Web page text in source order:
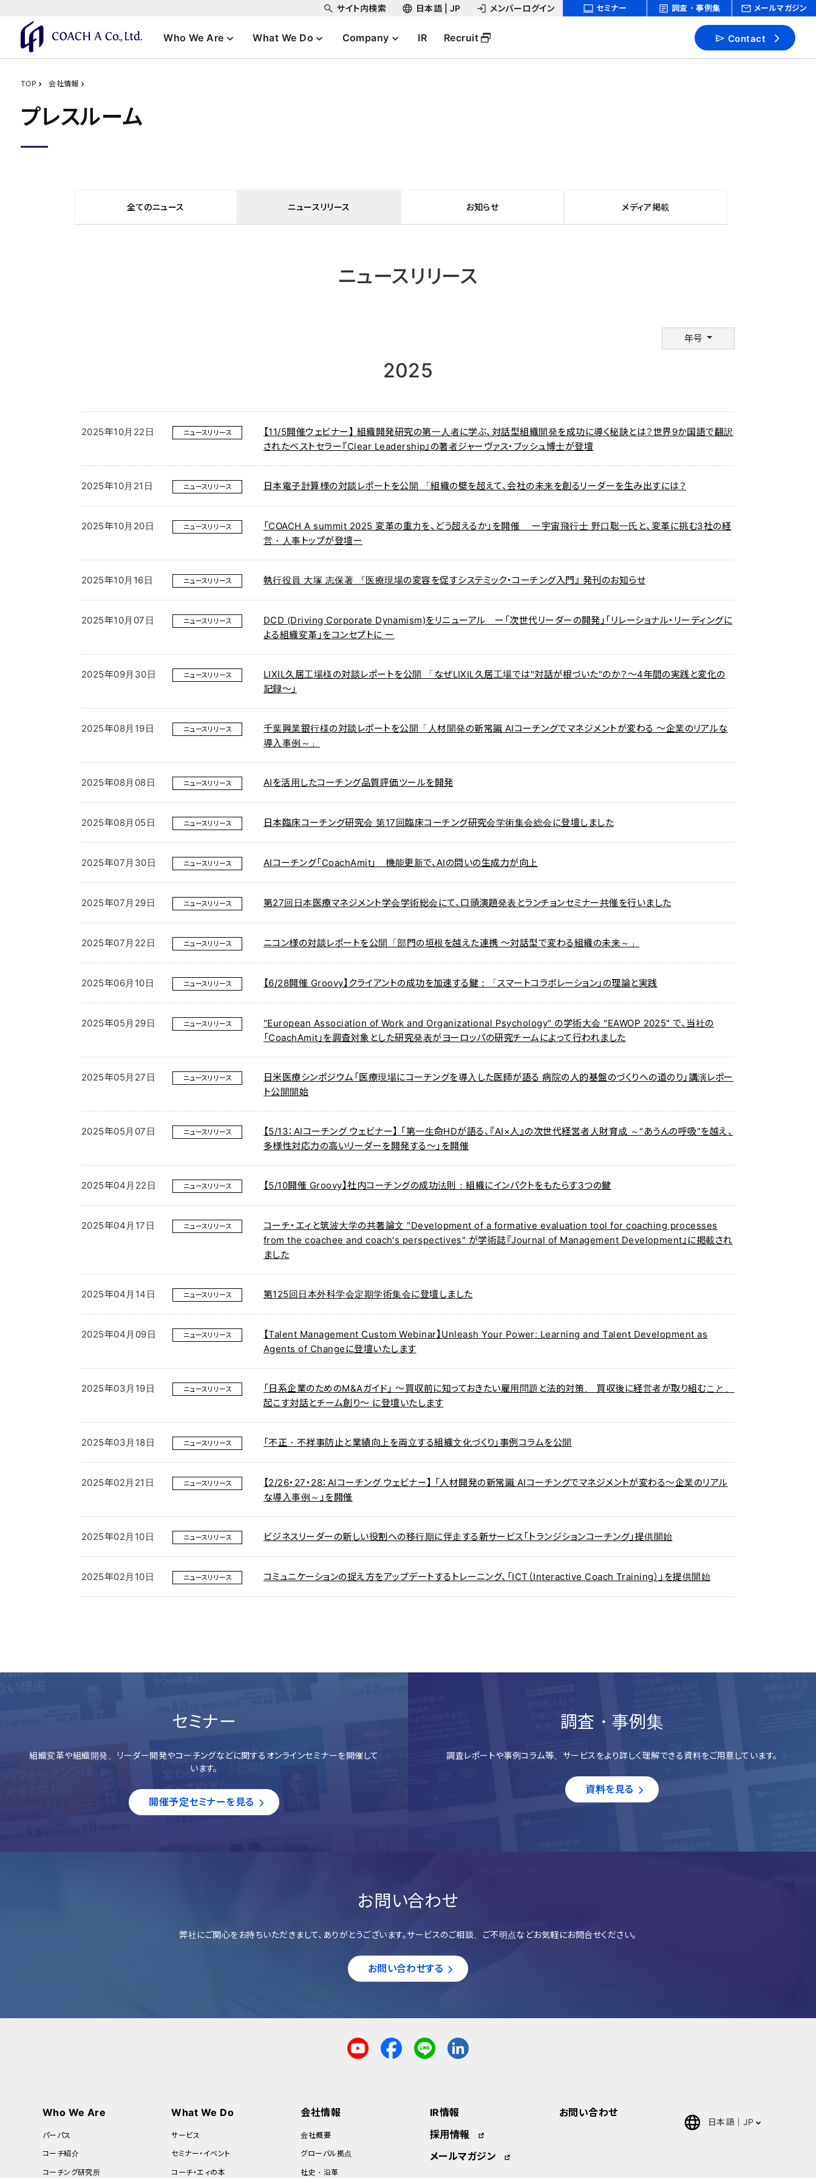
サイト内検索 日本語 | JP メンバーログイン セミナー 調査・事例集 メールマガジン
Who We Are What We Do Company IR Recruit Contact
TOP 会社情報
プレスルーム
全てのニュース ニュースリリース お知らせ メディア掲載
ニュースリリース
年号
2025
2025年10月22日 ニュースリリース
【11/5開催ウェビナー】 組織開発研究の第一人者に学ぶ、対話型組織開発を成功に導く秘訣とは？世界9か国語で翻訳
されたベストセラー『Clear Leadership』の著者ジャーヴァス・ブッシュ博士が登壇
2025年10月21日 ニュースリリース 日本電子計算様の対談レポートを公開 「組織の壁を超えて、会社の未来を創るリーダーを生み出すには？
2025年10月20日 ニュースリリース
「COACH A summit 2025 変革の重力を、どう超えるか」を開催 ー宇宙飛行士 野口聡一氏と、変革に挑む3社の経
営・人事トップが登壇ー
2025年10月16日 ニュースリリース 執行役員 大塚 志保著 『医療現場の変容を促すシステミック・コーチング入門』 発刊のお知らせ
2025年10月07日 ニュースリリース
DCD (Driving Corporate Dynamism)をリニューアル ー「次世代リーダーの開発」「リレーショナル・リーディングに
よる組織変革」をコンセプトに ー
2025年09月30日 ニュースリリース
LIXIL久居工場様の対談レポートを公開 「なぜLIXIL久居工場では"対話が根づいた"のか？～4年間の実践と変化の
記録～」
2025年08月19日 ニュースリリース
千葉興業銀行様の対談レポートを公開「人材開発の新常識 AIコーチングでマネジメントが変わる ～企業のリアルな
導入事例～」
2025年08月08日 ニュースリリース AIを活用したコーチング品質評価ツールを開発
2025年08月05日 ニュースリリース 日本臨床コーチング研究会 第17回臨床コーチング研究会学術集会総会に登壇しました
2025年07月30日 ニュースリリース AIコーチング「CoachAmit」 機能更新で、AIの問いの生成力が向上
2025年07月29日 ニュースリリース 第27回日本医療マネジメント学会学術総会にて、口頭演題発表とランチョンセミナー共催を行いました
2025年07月22日 ニュースリリース ニコン様の対談レポートを公開「部門の垣根を越えた連携 ～対話型で変わる組織の未来～」
2025年06月10日 ニュースリリース 【6/28開催 Groovy】クライアントの成功を加速する鍵：「スマートコラボレーション」の理論と実践
2025年05月29日 ニュースリリース
"European Association of Work and Organizational Psychology" の学術大会 "EAWOP 2025" で、当社の
「CoachAmit」を調査対象とした研究発表がヨーロッパの研究チームによって行われました
2025年05月27日 ニュースリリース
日米医療シンポジウム「医療現場にコーチングを導入した医師が語る 病院の人的基盤のづくりへの道のり」講演レポー
ト公開開始
2025年05月07日 ニュースリリース
【5/13：AIコーチング ウェビナー】 「第一生命HDが語る、『AI×人』の次世代経営者人財育成 ～"あうんの呼吸"を越え、
多様性対応力の高いリーダーを開発する～」を開催
2025年04月22日 ニュースリリース 【5/10開催 Groovy】社内コーチングの成功法則：組織にインパクトをもたらす3つの鍵
2025年04月17日 ニュースリリース
コーチ・エィと筑波大学の共著論文 "Development of a formative evaluation tool for coaching processes
from the coachee and coach's perspectives" が学術誌『Journal of Management Development』に掲載され
ました
2025年04月14日 ニュースリリース 第125回日本外科学会定期学術集会に登壇しました
2025年04月09日 ニュースリリース
【Talent Management Custom Webinar】Unleash Your Power: Learning and Talent Development as
Agents of Changeに登壇いたします
2025年03月19日 ニュースリリース
「日系企業のためのM&Aガイド」 ～買収前に知っておきたい雇用問題と法的対策、 買収後に経営者が取り組むこと、
起こす対話とチーム創り～ に登壇いたします
2025年03月18日 ニュースリリース 「不正・不祥事防止と業績向上を両立する組織文化づくり」事例コラムを公開
2025年02月21日 ニュースリリース
【2/26・27・28：AIコーチング ウェビナー】 「人材開発の新常識 AIコーチングでマネジメントが変わる～企業のリアル
な導入事例～」を開催
2025年02月10日 ニュースリリース ビジネスリーダーの新しい役割への移行期に伴走する新サービス「トランジションコーチング」提供開始
2025年02月10日 ニュースリリース コミュニケーションの捉え方をアップデートするトレーニング、「ICT（Interactive Coach Training）」を提供開始
セミナー
組織変革や組織開発、リーダー開発やコーチングなどに関するオンラインセミナーを開催して
います。
開催予定セミナーを見る
調査・事例集
調査レポートや事例コラム等、サービスをより詳しく理解できる資料をご用意しています。
資料を見る
お問い合わせ
弊社にご関心をお持ちいただきまして、ありがとうございます。サービスのご相談、ご不明点などお気軽にお問合せください。
お問い合わせする
Who We Are
パーパス
コーチ紹介
コーチング研究所
What We Do
サービス
セミナー・イベント
コーチ・エィの本
会社情報
会社概要
グローバル拠点
社史・沿革
IR情報
採用情報
メールマガジン
お問い合わせ
日本語 JP